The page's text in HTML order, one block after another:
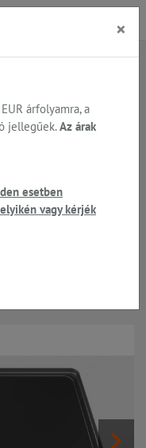
állványok...
mm
-
mentes
NON-
×
árfolyamra, a
jellegűek. Az árak
esetben
vagy kérjék